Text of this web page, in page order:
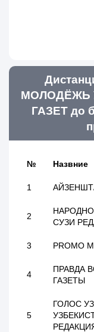
МОЛОДЁЖЬ
ГАЗЕТ до
№ Назвние
1
2
СУЗИ
3 PROMO
4
ПРАВДА
ГАЗЕТЫ
5
ГОЛОС